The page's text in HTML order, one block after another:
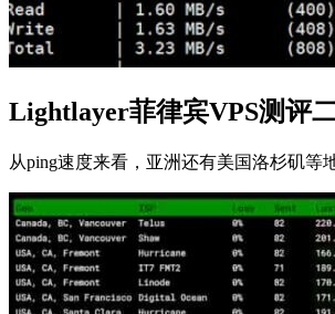
Lightlayer菲律宾VPS测评
从ping速度来看，亚洲还有美国洛杉矶等